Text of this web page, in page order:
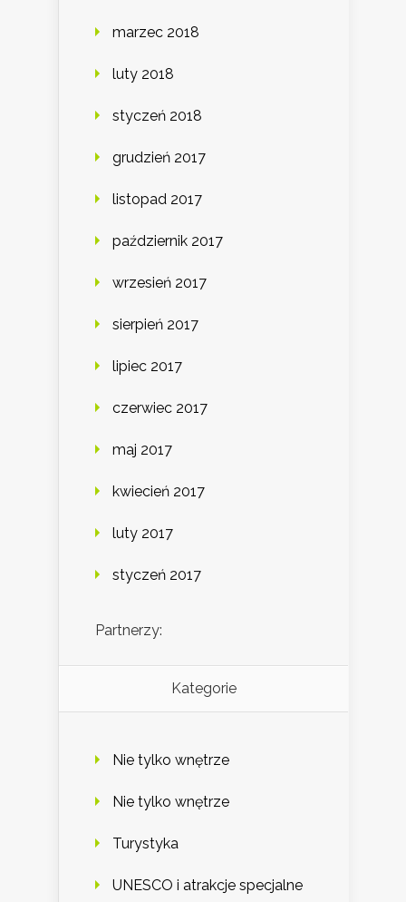
marzec 2018
luty 2018
styczeń 2018
grudzień 2017
listopad 2017
październik 2017
wrzesień 2017
sierpień 2017
lipiec 2017
czerwiec 2017
maj 2017
kwiecień 2017
luty 2017
styczeń 2017
Partnerzy:
Kategorie
Nie tylko wnętrze
Nie tylko wnętrze
Turystyka
UNESCO i atrakcje specjalne